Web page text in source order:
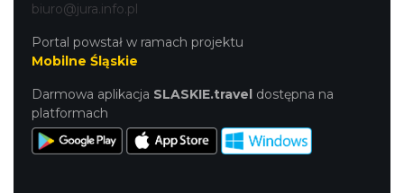
biuro@jura.info.pl
Portal powstał w ramach projektu
Mobilne Śląskie
Darmowa aplikacja SLASKIE.travel dostępna na
platformach